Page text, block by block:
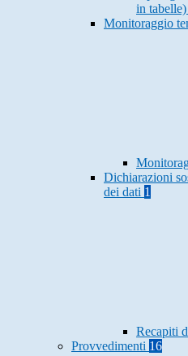
in tabelle)
Monitoraggio
Dichiarazioni
dei dati 1
Recapiti
Provvedimenti 16